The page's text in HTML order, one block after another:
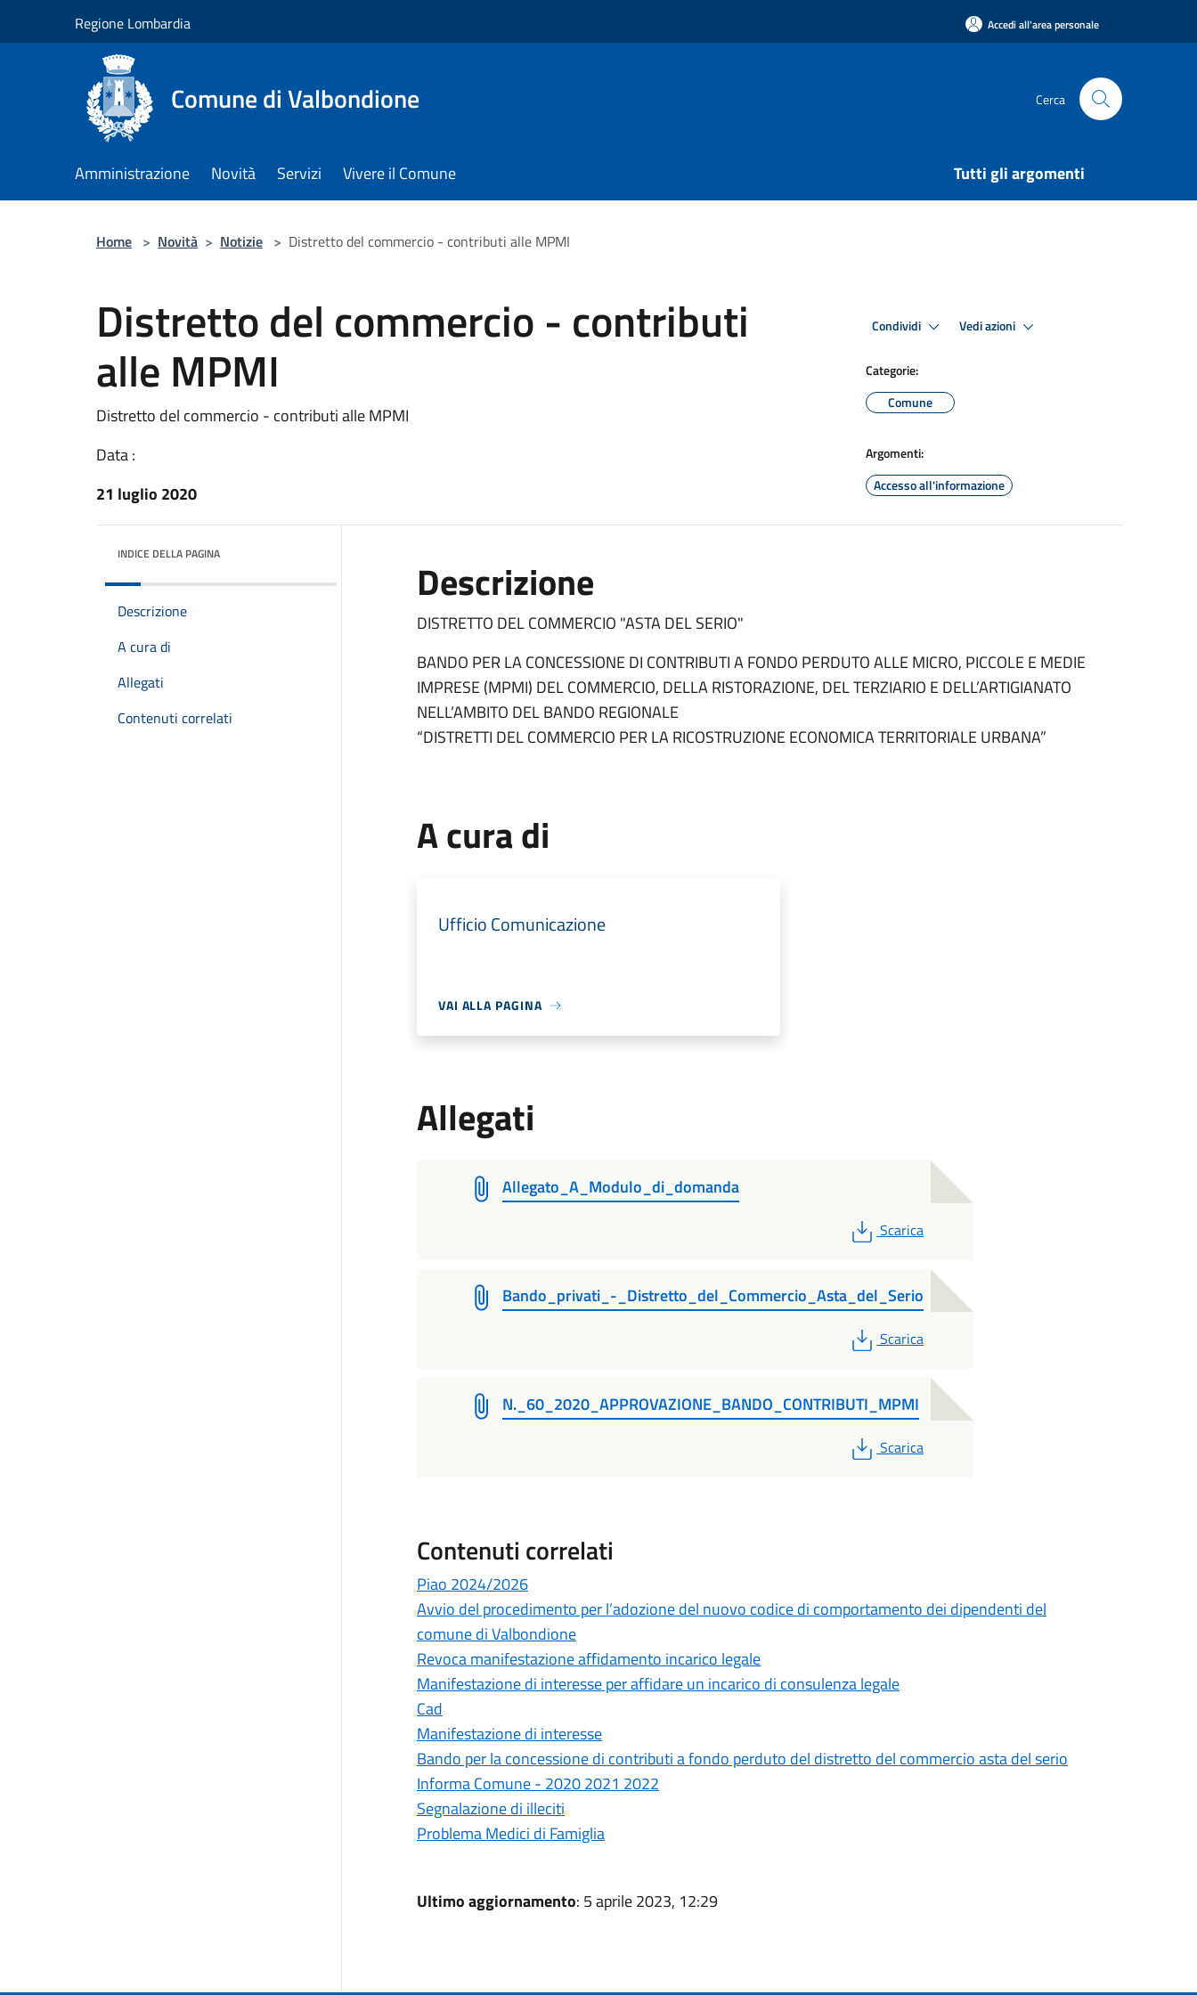
Regione Lombardia Accedi all'area personale
Comune di Valbondione Cerca
Amministrazione Novità Servizi Vivere il Comune Tutti gli argomenti
Home > Novità > Notizie > Distretto del commercio - contributi alle MPMI
Distretto del commercio - contributi
alle MPMI
Distretto del commercio - contributi alle MPMI
Data :
21 luglio 2020
Condividi Vedi azioni
Categorie:
Comune
Argomenti:
Accesso all'informazione
INDICE DELLA PAGINA
Descrizione
A cura di
Allegati
Contenuti correlati
Descrizione
DISTRETTO DEL COMMERCIO "ASTA DEL SERIO"
BANDO PER LA CONCESSIONE DI CONTRIBUTI A FONDO PERDUTO ALLE MICRO, PICCOLE E MEDIE
IMPRESE (MPMI) DEL COMMERCIO, DELLA RISTORAZIONE, DEL TERZIARIO E DELL’ARTIGIANATO
NELL’AMBITO DEL BANDO REGIONALE
“DISTRETTI DEL COMMERCIO PER LA RICOSTRUZIONE ECONOMICA TERRITORIALE URBANA”
A cura di
Ufficio Comunicazione
VAI ALLA PAGINA
Allegati
Allegato_A_Modulo_di_domanda
PDF
Scarica
Bando_privati_-_Distretto_del_Commercio_Asta_del_Serio
PDF
Scarica
N._60_2020_APPROVAZIONE_BANDO_CONTRIBUTI_MPMI
PDF
Scarica
Contenuti correlati
Piao 2024/2026
Avvio del procedimento per l’adozione del nuovo codice di comportamento dei dipendenti del
comune di Valbondione
Revoca manifestazione affidamento incarico legale
Manifestazione di interesse per affidare un incarico di consulenza legale
Cad
Manifestazione di interesse
Bando per la concessione di contributi a fondo perduto del distretto del commercio asta del serio
Informa Comune - 2020 2021 2022
Segnalazione di illeciti
Problema Medici di Famiglia
Ultimo aggiornamento: 5 aprile 2023, 12:29